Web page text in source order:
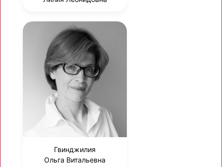
Гвинджилия
Ольга Витальевна